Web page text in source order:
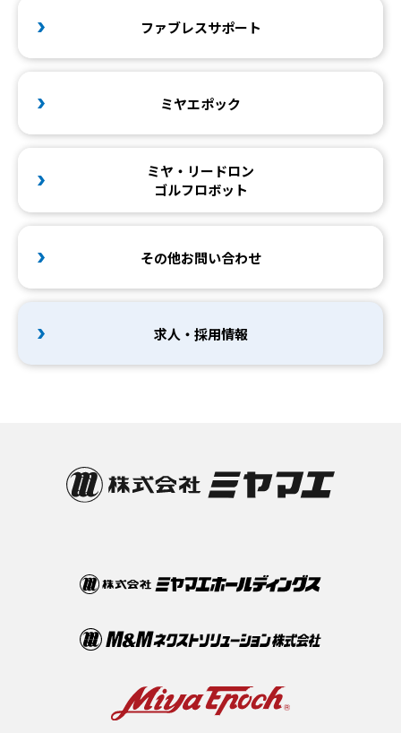
ファブレスサポート
ミヤエポック
ミヤ・リードロン
ゴルフロボット
その他お問い合わせ
求人・採用情報